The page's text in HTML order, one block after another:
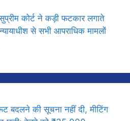
कोर्ट ने कड़ी फटकार लगाते
से सभी आपराधिक मामलों
बदलने की सूचना नहीं दी, मीटिंग